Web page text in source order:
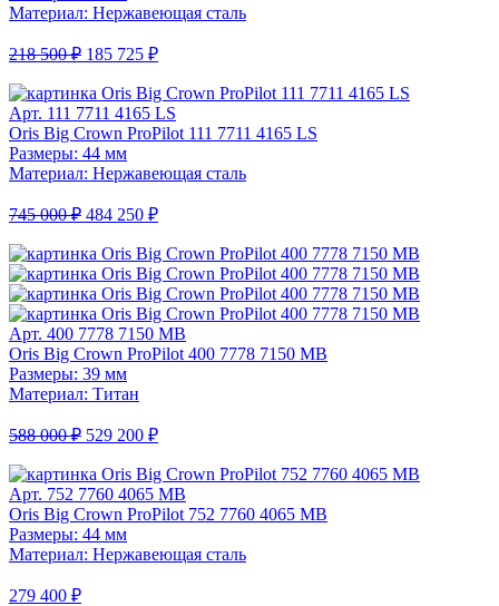
Материал: Нержавеющая сталь
218 500 ₽ 185 725 ₽
Арт. 111 7711 4165 LS
Oris Big Crown ProPilot 111 7711 4165 LS
Размеры: 44 мм
Материал: Нержавеющая сталь
745 000 ₽ 484 250 ₽
Арт. 400 7778 7150 MB
Oris Big Crown ProPilot 400 7778 7150 MB
Размеры: 39 мм
Материал: Титан
588 000 ₽ 529 200 ₽
Арт. 752 7760 4065 MB
Oris Big Crown ProPilot 752 7760 4065 MB
Размеры: 44 мм
Материал: Нержавеющая сталь
279 400 ₽